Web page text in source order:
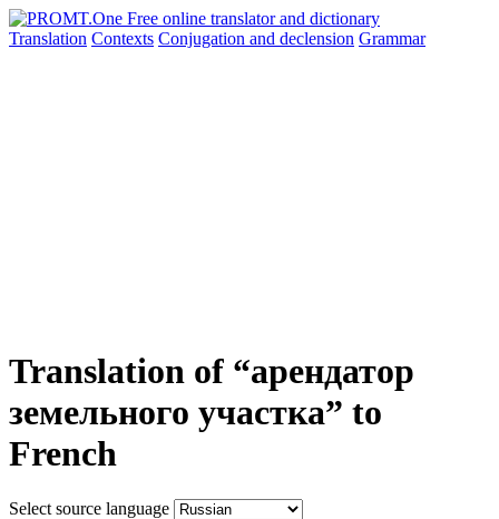
Translation Contexts Conjugation and declension Grammar
Translation of “арендатор
земельного участка” to
French
Select source language